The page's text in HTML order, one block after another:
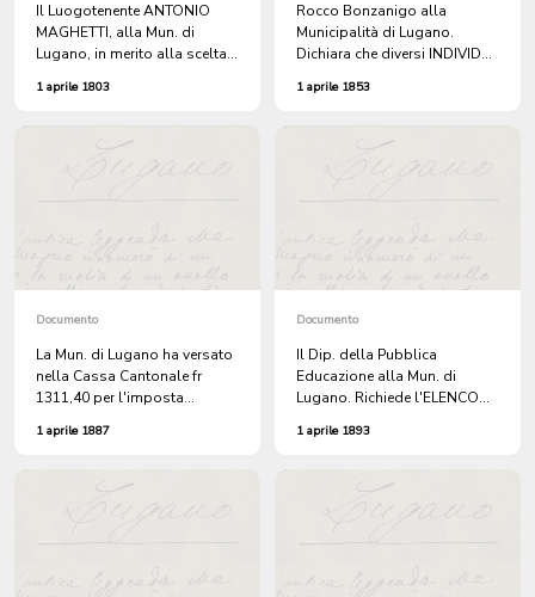
Il Luogotenente ANTONIO
MAGHETTI, alla Mun. di
Lugano, in merito alla scelta
Ticino.
1 aprile 1803
Rocco Bonzanigo alla
Municipalità di Lugano.
Dichiara che diversi INDIVIDUI
dichiarano attinenti di Lugano
1 aprile 1853
Documento
La Mun. di Lugano ha versato
nella Cassa Cantonale fr
1311,40 per l'imposta
1 aprile 1887
Documento
Il Dip. della Pubblica
Educazione alla Mun. di
Lugano. Richiede l'ELENCO
trovano all'ESTERO.
1 aprile 1893